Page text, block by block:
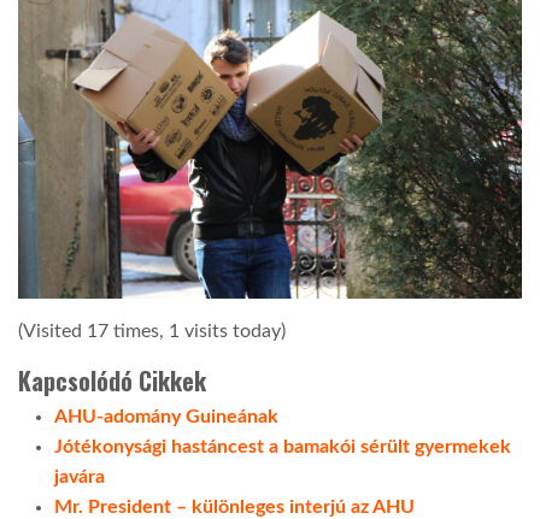
(Visited 17 times, 1 visits today)
Kapcsolódó Cikkek
AHU-adomány Guineának
Jótékonysági hastáncest a bamakói sérült gyermekek
javára
Mr. President – különleges interjú az AHU